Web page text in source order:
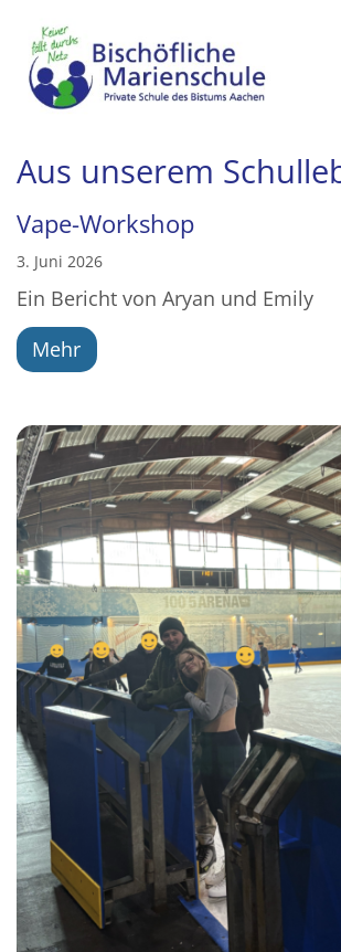
Aus unserem
Vape-Workshop
3. Juni 2026
Ein Bericht von Aryan und Emily
Mehr